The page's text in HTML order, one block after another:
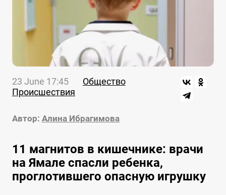
23 June 17:45
Общество
Происшествия
Автор: Алина Ибрагимова
11 магнитов в кишечнике: врачи
на Ямале спасли ребенка,
проглотившего опасную игрушку